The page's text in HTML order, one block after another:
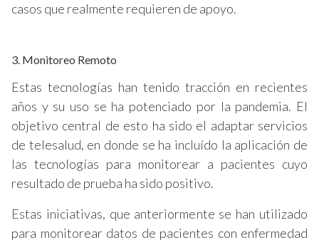
casos que realmente requieren de apoyo.
3. Monitoreo Remoto
Estas tecnologías han tenido tracción en recientes
años y su uso se ha potenciado por la pandemia. El
objetivo central de esto ha sido el adaptar servicios
de telesalud, en donde se ha incluído la aplicación de
las tecnologías para monitorear a pacientes cuyo
resultado de prueba ha sido positivo.
Estas iniciativas, que anteriormente se han utilizado
para monitorear datos de pacientes con enfermedad